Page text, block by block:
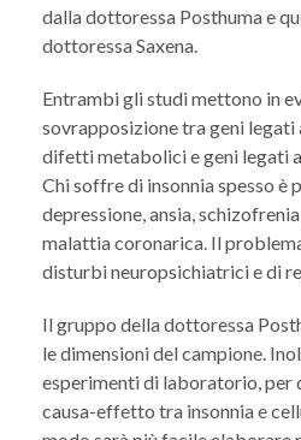
dalla dottoressa Posthuma e
dottoressa Saxena.
Entrambi gli studi mettono in
sovrapposizione tra geni legati
difetti metabolici e geni legati
Chi soffre di insonnia spesso è
depressione, ansia,
malattia coronarica. Il
disturbi neuropsichiatrici e di
Il gruppo della dottoressa
le dimensioni del campione.
esperimenti di laboratorio,
causa-effetto tra insonnia e